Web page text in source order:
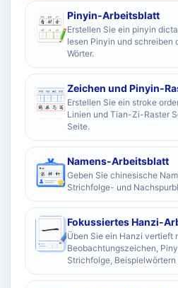
Pinyin-Arbeitsblatt
Erstellen Sie ein pinyin
lesen Pinyin und schreiben
Wörter.
Zeichen und Pinyin-
Erstellen Sie ein stroke
Linien und Tian-Zi-Raster
Seite.
Namens-Arbeitsblatt
Geben Sie chinesische
Strichfolge- und
Fokussiertes Hanzi-
Üben Sie ein Hanzi vertieft
Beobachtungszeichen,
Strichfolge,